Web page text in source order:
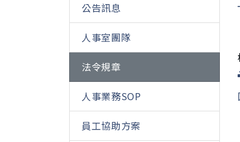
公告訊息
人事室團隊
法令規章
人事業務SOP
員工協助方案